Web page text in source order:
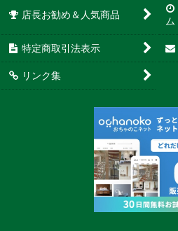
店長お勧め＆人気商品
ム
特定商取引法表示
リンク集